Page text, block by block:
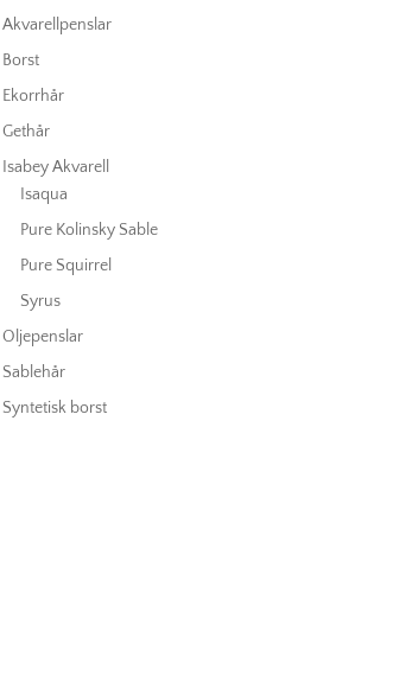
Akvarellpenslar
Borst
Ekorrhår
Gethår
Isabey Akvarell
Isaqua
Pure Kolinsky Sable
Pure Squirrel
Syrus
Oljepenslar
Sablehår
Syntetisk borst